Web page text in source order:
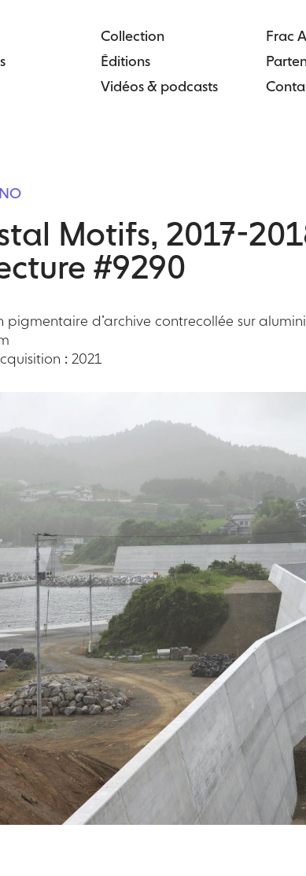
Collection
Éditions
Vidéos & podcasts
Frac
Motifs, 2017-
#9290
pigmentaire d’archive contrecollée sur
: 2021